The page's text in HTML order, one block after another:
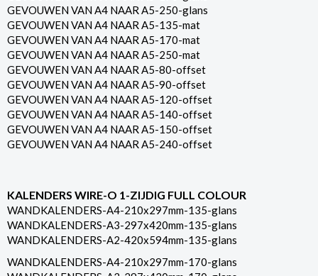
GEVOUWEN VAN A4 NAAR A5-250-glans
GEVOUWEN VAN A4 NAAR A5-135-mat
GEVOUWEN VAN A4 NAAR A5-170-mat
GEVOUWEN VAN A4 NAAR A5-250-mat
GEVOUWEN VAN A4 NAAR A5-80-offset
GEVOUWEN VAN A4 NAAR A5-90-offset
GEVOUWEN VAN A4 NAAR A5-120-offset
GEVOUWEN VAN A4 NAAR A5-140-offset
GEVOUWEN VAN A4 NAAR A5-150-offset
GEVOUWEN VAN A4 NAAR A5-240-offset
KALENDERS WIRE-O 1-ZIJDIG FULL COLOUR
WANDKALENDERS-A4-210x297mm-135-glans
WANDKALENDERS-A3-297x420mm-135-glans
WANDKALENDERS-A2-420x594mm-135-glans
WANDKALENDERS-A4-210x297mm-170-glans